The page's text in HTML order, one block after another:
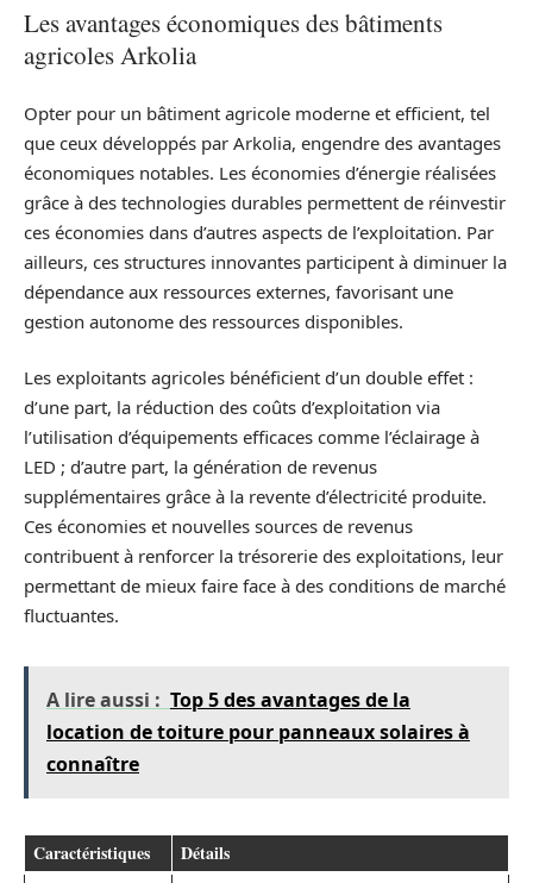
Les avantages économiques des bâtiments
agricoles Arkolia
Opter pour un bâtiment agricole moderne et efficient, tel
que ceux développés par Arkolia, engendre des avantages
économiques notables. Les économies d’énergie réalisées
grâce à des technologies durables permettent de réinvestir
ces économies dans d’autres aspects de l’exploitation. Par
ailleurs, ces structures innovantes participent à diminuer la
dépendance aux ressources externes, favorisant une
gestion autonome des ressources disponibles.
Les exploitants agricoles bénéficient d’un double effet :
d’une part, la réduction des coûts d’exploitation via
l’utilisation d’équipements efficaces comme l’éclairage à
LED ; d’autre part, la génération de revenus
supplémentaires grâce à la revente d’électricité produite.
Ces économies et nouvelles sources de revenus
contribuent à renforcer la trésorerie des exploitations, leur
permettant de mieux faire face à des conditions de marché
fluctuantes.
A lire aussi : Top 5 des avantages de la
location de toiture pour panneaux solaires à
connaître
Caractéristiques Détails